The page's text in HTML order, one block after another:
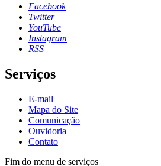
Facebook
Twitter
YouTube
Instagram
RSS
Serviços
E-mail
Mapa do Site
Comunicação
Ouvidoria
Contato
Fim do menu de serviços